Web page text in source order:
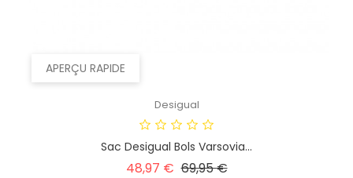
APERÇU RAPIDE
Desigual
Sac Desigual Bols Varsovia...
48,97 € Prix
69,95 €Prix